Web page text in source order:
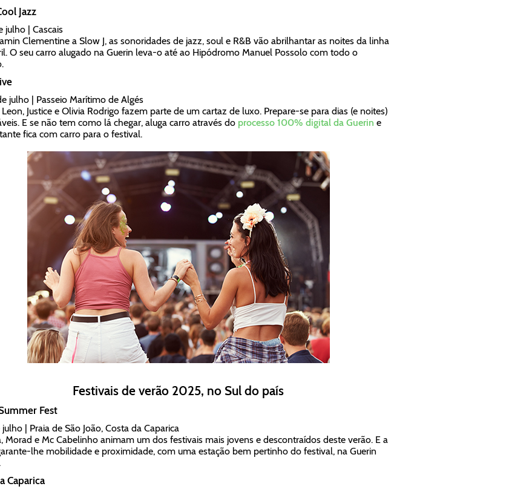
Jazz
julho | Cascais
Clementine a Slow J, as sonoridades de jazz, soul e R&B vão abrilhantar as noites da linha
O seu carro alugado na Guerin leva-o até ao Hipódromo Manuel Possolo com todo o
julho | Passeio Marítimo de Algés
Justice e Olivia Rodrigo fazem parte de um cartaz de luxo. Prepare-se para dias (e noites)
E se não tem como lá chegar, aluga carro através do processo 100% digital da Guerin e
fica com carro para o festival.
Festivais de verão 2025, no Sul do país
Fest
| Praia de São João, Costa da Caparica
Morad e Mc Cabelinho animam um dos festivais mais jovens e descontraídos deste verão. E a
lhe mobilidade e proximidade, com uma estação bem pertinho do festival, na Guerin
Caparica